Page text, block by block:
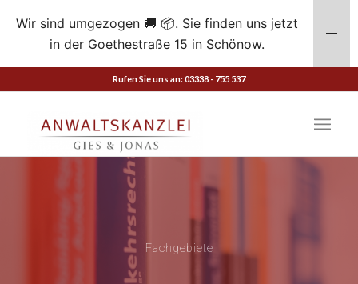
Rufen Sie uns an: 03338 - 755 537
Fachgebiete
Wir sind umgezogen 🚚 📦. Sie finden uns jetzt
in der Goethestraße 15 in Schönow.